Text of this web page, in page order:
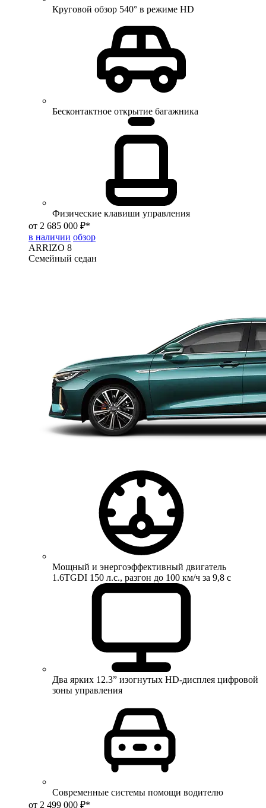
Круговой обзор 540° в режиме HD
Бесконтактное открытие багажника
Физические клавиши управления
от 2 685 000 ₽*
в наличии обзор
ARRIZO 8
Семейный седан
Мощный и энергоэффективный двигатель
1.6TGDI 150 л.с., разгон до 100 км/ч за 9,8 с
Два ярких 12.3” изогнутых HD-дисплея цифровой
зоны управления
Современные системы помощи водителю
от 2 499 000 ₽*